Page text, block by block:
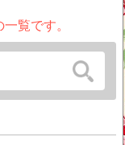
覧です。